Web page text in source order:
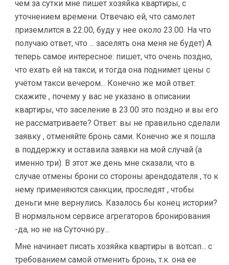
чем за сутки мне пишет хозяйка квартиры, с
уточнением времени. Отвечаю ей, что самолет
приземлится в 22.00, буду у нее около 23.00. На что
получаю ответ, что ... заселять она меня не будет) А
теперь самое интересное: пишет, что очень поздно,
что ехать ей на такси, и тогда она поднимет цены с
учётом такси вечером... Конечно же мой ответ:
скажите , почему у вас не указано в описании
квартиры, что заселение в 23.00 это поздно и вы его
не рассматриваете? Ответ: вы не правильно сделали
заявку , отменяйте бронь сами. Конечно же я пошла
в поддержку и оставила заявки на мой случай (а
именно три). В этот же день мне сказали, что в
случае отмены брони со стороны арендодателя , то к
нему применяются санкции, проследят , чтобы
деньги мне вернулись. Казалось бы конец истории?
В нормальном сервисе агрегаторов бронирования
-да, но не на Суточно.ру...
Мне начинает писать хозяйка квартиры в вотсап... с
требованием самой отменить бронь, т.к. она ее